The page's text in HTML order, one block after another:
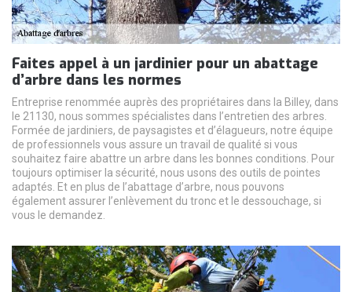
Faites appel à un jardinier pour un abattage
d’arbre dans les normes
Entreprise renommée auprès des propriétaires dans la Billey, dans
le 21130, nous sommes spécialistes dans l’entretien des arbres.
Formée de jardiniers, de paysagistes et d’élagueurs, notre équipe
de professionnels vous assure un travail de qualité si vous
souhaitez faire abattre un arbre dans les bonnes conditions. Pour
toujours optimiser la sécurité, nous usons des outils de pointes
adaptés. Et en plus de l’abattage d’arbre, nous pouvons
également assurer l’enlèvement du tronc et le dessouchage, si
vous le demandez.